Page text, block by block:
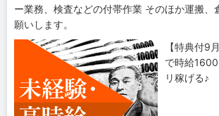
ー業務、検査などの付帯作業 そのほか運搬、
願いします。
【特典付
で時給
リ稼げる♪